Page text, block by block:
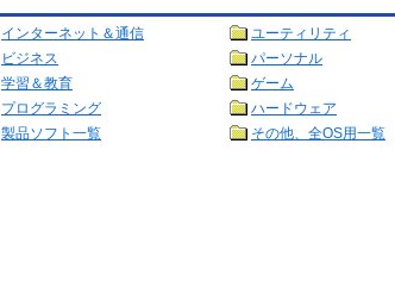
インターネット＆通信
ユーティリティ
ビジネス
パーソナル
学習＆教育
ゲーム
プログラミング
ハードウェア
製品ソフト一覧 その他、全OS用一覧